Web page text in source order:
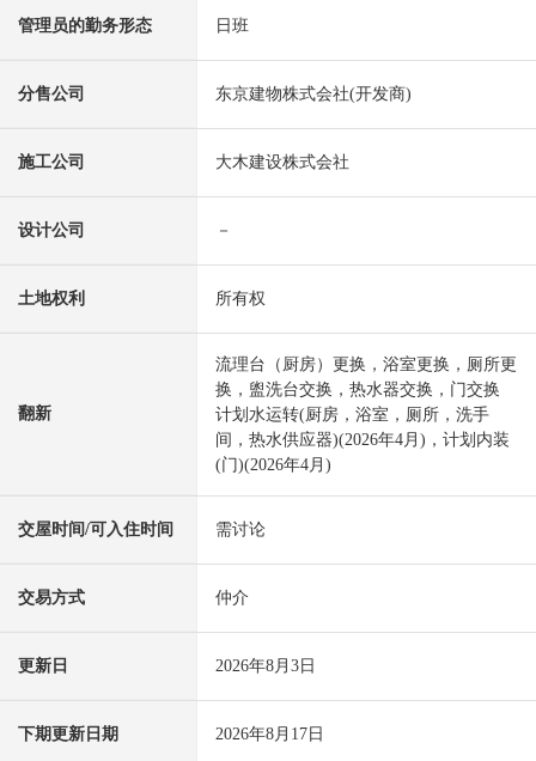
管理员的勤务形态 日班
分售公司 东京建物株式会社(开发商)
施工公司 大木建设株式会社
设计公司 －
土地权利 所有权
翻新
流理台（厨房）更换，浴室更换，厕所更
换，盥洗台交换，热水器交换，门交换
计划水运转(厨房，浴室，厕所，洗手
间，热水供应器)(2026年4月)，计划内装
(门)(2026年4月)
交屋时间/可入住时间 需讨论
交易方式 仲介
更新日 2026年8月3日
下期更新日期 2026年8月17日